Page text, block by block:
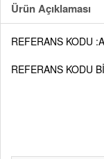
Ürün Açıklaması
REFERANS KODU
REFERANS KODU